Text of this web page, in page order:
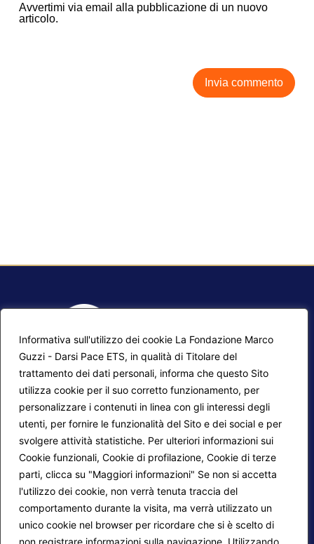
Informativa sull'utilizzo dei cookie La Fondazione Marco
Guzzi - Darsi Pace ETS, in qualità di Titolare del
trattamento dei dati personali, informa che questo Sito
utilizza cookie per il suo corretto funzionamento, per
personalizzare i contenuti in linea con gli interessi degli
utenti, per fornire le funzionalità del Sito e dei social e per
svolgere attività statistiche. Per ulteriori informazioni sui
Cookie funzionali, Cookie di profilazione, Cookie di terze
parti, clicca su "Maggiori informazioni" Se non si accetta
l'utilizzo dei cookie, non verrà tenuta traccia del
comportamento durante la visita, ma verrà utilizzato un
unico cookie nel browser per ricordare che si è scelto di
non registrare informazioni sulla navigazione. Utilizzando
Avvertimi via email alla pubblicazione di un nuovo
articolo.
Mappa del sito
Progetti Darsi Pace
Login redattori
Calendario corsi
Privacy Policy
Cookie Policy
Seguici su: